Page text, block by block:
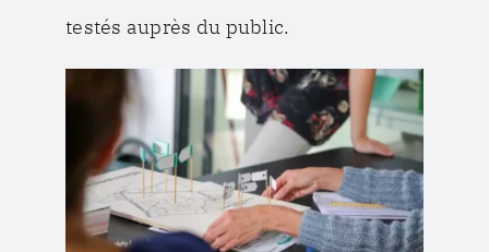
testés auprès du public.